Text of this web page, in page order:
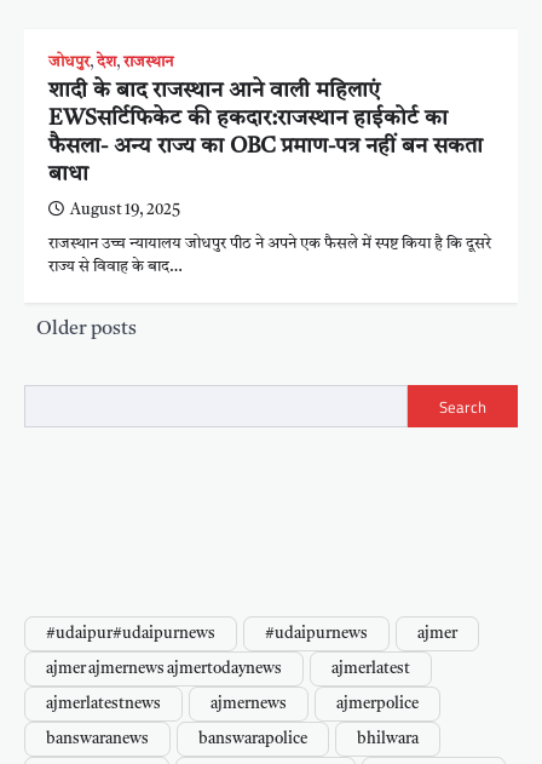
जोधपुर, देश, राजस्थान
शादी के बाद राजस्थान आने वाली महिलाएं
EWSसर्टिफिकेट की हकदार:राजस्थान हाईकोर्ट का
फैसला- अन्य राज्य का OBC प्रमाण-पत्र नहीं बन सकता
बाधा
August 19, 2025
राजस्थान उच्च न्यायालय जोधपुर पीठ ने अपने एक फैसले में स्पष्ट किया है कि दूसरे
राज्य से विवाह के बाद…
Posts
Older posts
Search
#udaipur#udaipurnews #udaipurnews ajmer
ajmer ajmernews ajmertodaynews ajmerlatest
ajmerlatestnews ajmernews ajmerpolice
banswaranews banswarapolice bhilwara